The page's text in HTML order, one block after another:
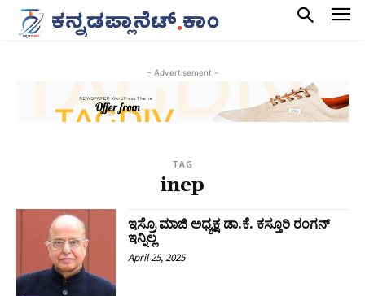
- Advertisement -
TAG
inep
ಇಸ್ರೊ ಮಾಜಿ ಅಧ್ಯಕ್ಷ ಡಾ.ಕೆ. ಕಸ್ತೂರಿ ರಂಗನ್
ಇನ್ನಿಲ್ಲ
April 25, 2025